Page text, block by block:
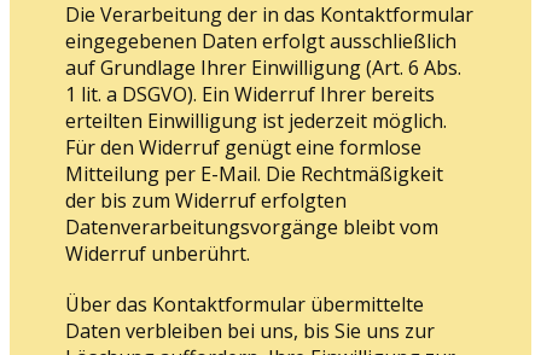
Die Verarbeitung der in das Kontaktformular
eingegebenen Daten erfolgt ausschließlich
auf Grundlage Ihrer Einwilligung (Art. 6 Abs.
1 lit. a DSGVO). Ein Widerruf Ihrer bereits
erteilten Einwilligung ist jederzeit möglich.
Für den Widerruf genügt eine formlose
Mitteilung per E-Mail. Die Rechtmäßigkeit
der bis zum Widerruf erfolgten
Datenverarbeitungsvorgänge bleibt vom
Widerruf unberührt.
Über das Kontaktformular übermittelte
Daten verbleiben bei uns, bis Sie uns zur